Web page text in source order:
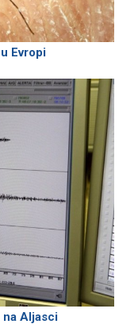
Evropi
Aljasci